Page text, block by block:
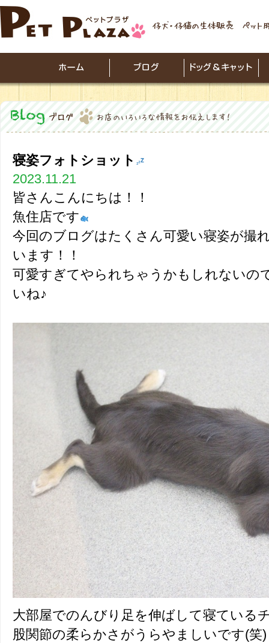
寝姿フォトショット
2023.11.21
皆さんこんにちは！！
魚住店です
今回のブログはたくさん可愛い寝姿が撮
います！！
可愛すぎてやられちゃうかもしれないの
いね♪
大部屋でのんびり足を伸ばして寝ている
股関節の柔らかさがうらやましいです(笑)